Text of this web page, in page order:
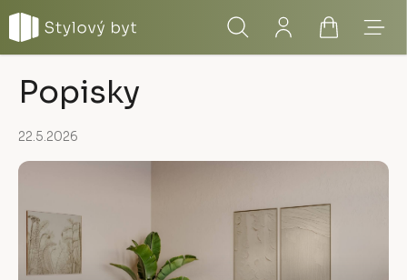
obsah
Hledat PřihlášeníNákupní
košík
Menu
Popisky
22.5.2026